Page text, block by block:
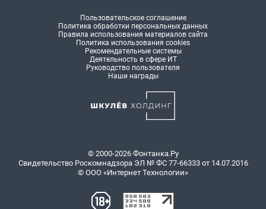
Пользовательское соглашение
Политика обработки персональных данных
Правила использования материалов сайта
Политика использования cookies
Рекомендательные системы
Деятельность в сфере ИТ
Руководство пользователя
Наши награды
© 2000-2026 Фонтанка.Ру
Свидетельство Роскомнадзора ЭЛ № ФС 77-66333 от 14.07.2016
© ООО «Интернет Технологии»